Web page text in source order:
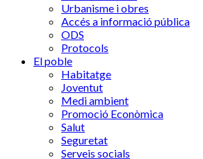
Urbanisme i obres
Accés a informació pública
ODS
Protocols
El poble
Habitatge
Joventut
Medi ambient
Promoció Econòmica
Salut
Seguretat
Serveis socials